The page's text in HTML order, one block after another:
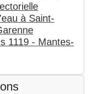
à Saint-
1119 - Mantes-